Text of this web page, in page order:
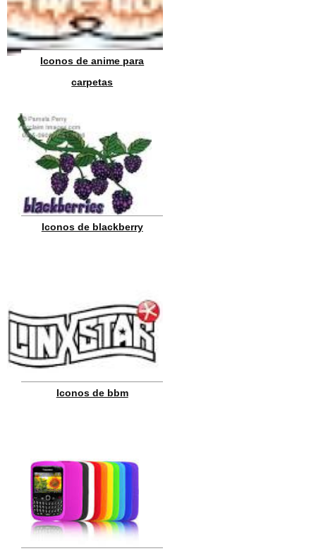
Iconos de anime para
carpetas
Iconos de blackberry
Iconos de bbm